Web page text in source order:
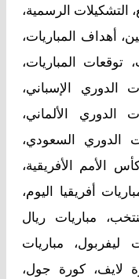
التشكيلات الرسمية،
أهداف المباريات،
توقعات المباريات،
الدوري الإسباني،
الدوري الألماني،
الدوري السعودي،
الأمم الأفريقية،
أفريقيا اليوم،
مباريات ريال
ليفربول، مباريات
لايف، كورة جول،